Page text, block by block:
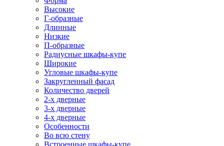
Высокие
Г-образные
Длинные
Низкие
П-образные
Радиусные шкафы-купе
Широкие
Угловые шкафы-купе
Закругленный фасад
Количество дверей
2-х дверные
3-х дверные
4-х дверные
Особенности
Во всю стену
Встроенные шкафы-купе